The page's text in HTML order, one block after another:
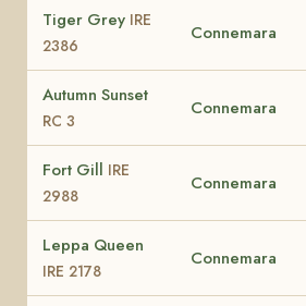
Tiger Grey IRE
2386
Connemara
Autumn Sunset
RC 3
Connemara
Fort Gill IRE
2988
Connemara
Leppa Queen
IRE 2178
Connemara